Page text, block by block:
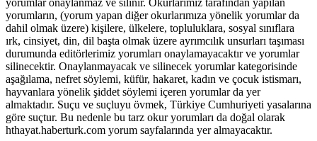
yorumların, (yorum yapan diğer okurlarımıza yönelik yorumlar da
dahil olmak üzere) kişilere, ülkelere, topluluklara, sosyal sınıflara
ırk, cinsiyet, din, dil başta olmak üzere ayrımcılık unsurları taşıması
durumunda editörlerimiz yorumları onaylamayacaktır ve yorumlar
silinecektir. Onaylanmayacak ve silinecek yorumlar kategorisinde
aşağılama, nefret söylemi, küfür, hakaret, kadın ve çocuk istismarı,
hayvanlara yönelik şiddet söylemi içeren yorumlar da yer
almaktadır. Suçu ve suçluyu övmek, Türkiye Cumhuriyeti yasalarına
göre suçtur. Bu nedenle bu tarz okur yorumları da doğal olarak
hthayat.haberturk.com yorum sayfalarında yer almayacaktır.